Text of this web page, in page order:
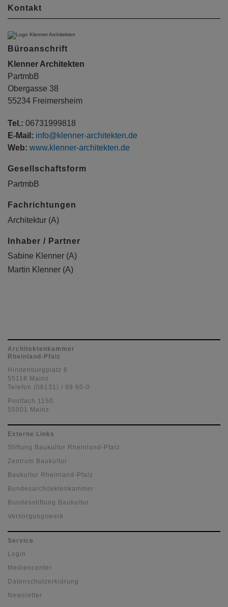
Kontakt
Büroanschrift
Klenner Architekten
PartmbB
Obergasse 38
55234 Freimersheim
Tel.: 06731999818
E-Mail: info@klenner-architekten.de
Web: www.klenner-architekten.de
Gesellschaftsform
PartmbB
Fachrichtungen
Architektur (A)
Inhaber / Partner
Sabine Klenner (A)
Martin Klenner (A)
Architektenkammer
Rheinland-Pfalz
Hindenburgplatz 6
55118 Mainz
Telefon (06131) / 99 60-0
Postfach 1150
55001 Mainz
Externe Links
Stiftung Baukultur Rheinland-Pfalz
Zentrum Baukultur
Baukultur Rheinland-Pfalz
Bundesarchitektenkammer
Bundesstiftung Baukultur
Versorgungswerk
Service
Login
Mediencenter
Datenschutzerklärung
Newsletter